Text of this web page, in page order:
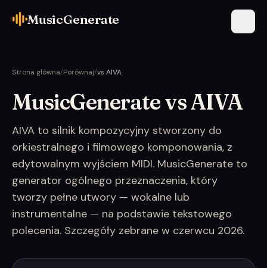
MusicGenerate
Strona główna/Porównaj/vs AIVA
MusicGenerate vs AIVA
AIVA to silnik kompozycyjny stworzony do
orkiestralnego i filmowego komponowania, z
edytowalnym wyjściem MIDI. MusicGenerate to
generator ogólnego przeznaczenia, który
tworzy pełne utwory — wokalne lub
instrumentalne — na podstawie tekstowego
polecenia. Szczegóły zebrane w czerwcu 2026.